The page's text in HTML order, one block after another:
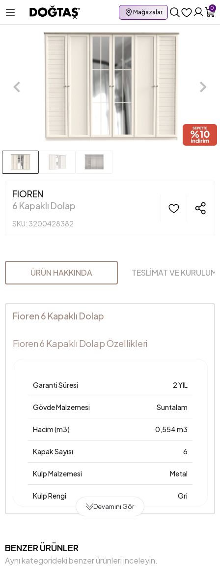
Mağazalar
0
FIOREN
6 Kapaklı Dolap
SKU: 3200428382
ÜRÜN HAKKINDA TESLİMAT VE KURULUM
Fioren 6 Kapaklı Dolap
Fioren 6 Kapaklı Dolap Özellikleri
Garanti Süresi 2 YIL
Gövde Malzemesi Suntalam
Hacim (m3) 0,554 m3
Kapak Sayısı 6
Kulp Malzemesi Metal
Kulp Rengi Gri
Devamını Gör
BENZER ÜRÜNLER
Aynı kategorideki benzer ürünleri inceleyin.